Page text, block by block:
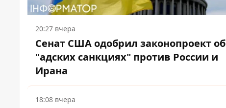
20:27 вчера
Сенат США одобрил законопроект об
"адских санкциях" против России и
Ирана
18:08 вчера